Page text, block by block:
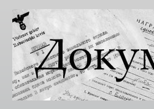
Документы
XX века
Всемирная
история в
Интернете